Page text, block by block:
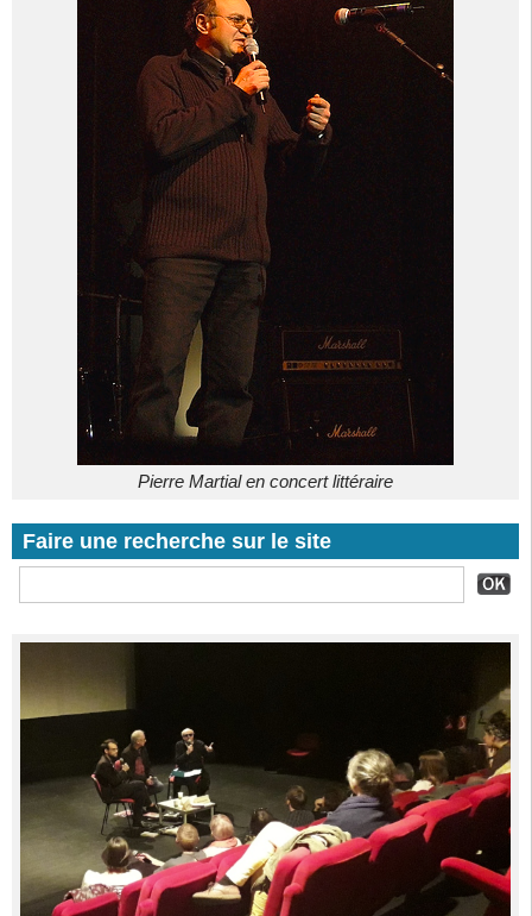
Pierre Martial en concert littéraire
Faire une recherche sur le site